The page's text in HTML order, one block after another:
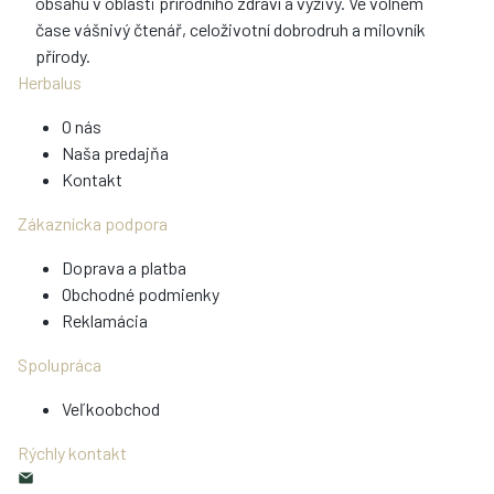
čase vášnivý čtenář, celoživotní dobrodruh a milovník
přírody.
Herbalus
O nás
Naša predajňa
Kontakt
Zákaznícka podpora
Doprava a platba
Obchodné podmienky
Reklamácia
Spolupráca
Veľkoobchod
Rýchly kontakt